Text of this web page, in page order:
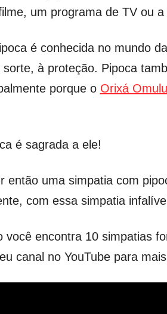
um programa de TV ou
é conhecida no mundo
sorte, à proteção. Pipoca
porque o Orixá
é sagrada a ele!
então uma simpatia com
com essa simpatia
você encontra 10 simpatias
canal no YouTube para